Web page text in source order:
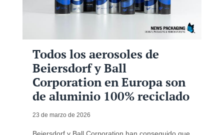
Todos los aerosoles de
Beiersdorf y Ball
Corporation en Europa son
de aluminio 100% reciclado
23 de marzo de 2026
Beiersdorf y Ball Corporation han conseguido que